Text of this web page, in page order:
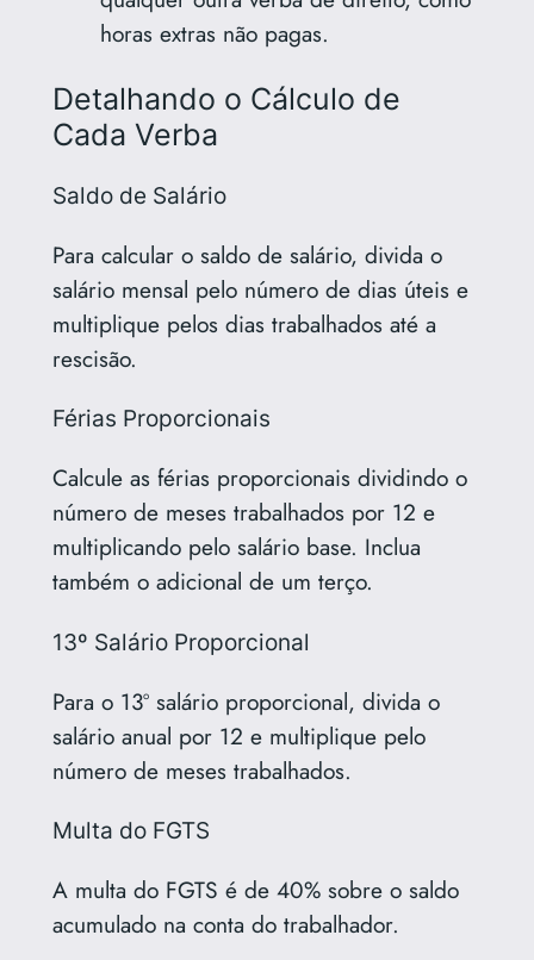
horas extras não pagas.
Detalhando o Cálculo de
Cada Verba
Saldo de Salário
Para calcular o saldo de salário, divida o
salário mensal pelo número de dias úteis e
multiplique pelos dias trabalhados até a
rescisão.
Férias Proporcionais
Calcule as férias proporcionais dividindo o
número de meses trabalhados por 12 e
multiplicando pelo salário base. Inclua
também o adicional de um terço.
13º Salário Proporcional
Para o 13º salário proporcional, divida o
salário anual por 12 e multiplique pelo
número de meses trabalhados.
Multa do FGTS
A multa do FGTS é de 40% sobre o saldo
acumulado na conta do trabalhador.